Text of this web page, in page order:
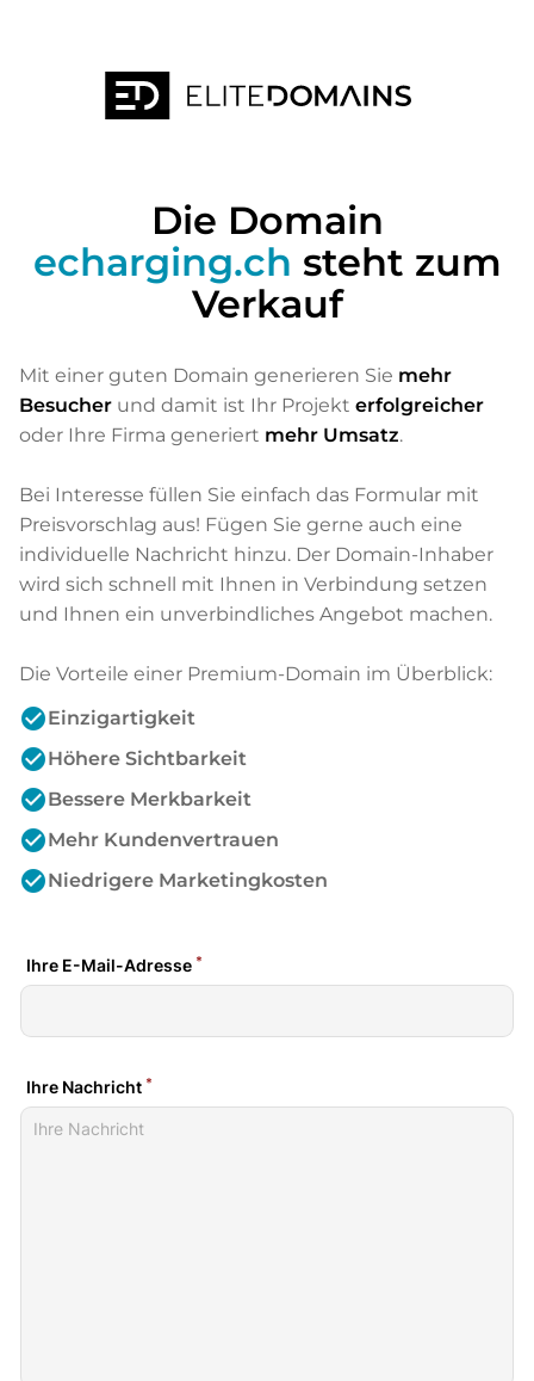
Die Domain
echarging.ch steht zum
Verkauf
Mit einer guten Domain generieren Sie mehr
Besucher und damit ist Ihr Projekt erfolgreicher
oder Ihre Firma generiert mehr Umsatz.
Bei Interesse füllen Sie einfach das Formular mit
Preisvorschlag aus! Fügen Sie gerne auch eine
individuelle Nachricht hinzu. Der Domain-Inhaber
wird sich schnell mit Ihnen in Verbindung setzen
und Ihnen ein unverbindliches Angebot machen.
Die Vorteile einer Premium-Domain im Überblick:
check_circleEinzigartigkeit
check_circleHöhere Sichtbarkeit
check_circleBessere Merkbarkeit
check_circleMehr Kundenvertrauen
check_circleNiedrigere Marketingkosten